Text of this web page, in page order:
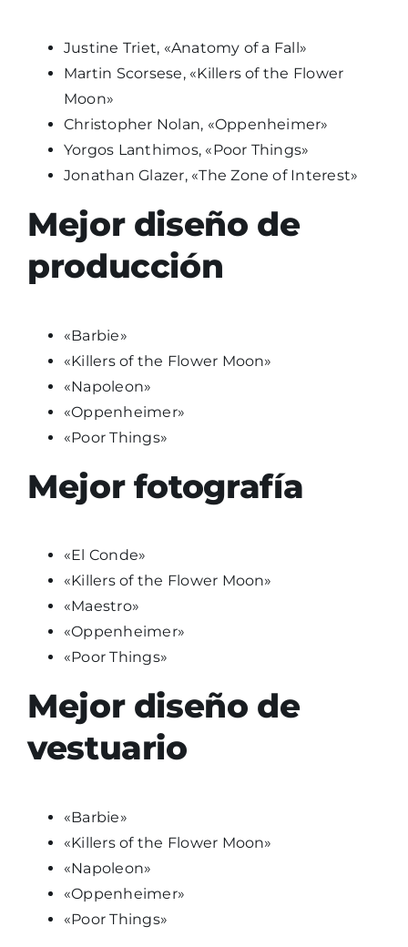
Justine Triet, «Anatomy of a Fall»
Martin Scorsese, «Killers of the Flower
Moon»
Christopher Nolan, «Oppenheimer»
Yorgos Lanthimos, «Poor Things»
Jonathan Glazer, «The Zone of Interest»
Mejor diseño de
producción
«Barbie»
«Killers of the Flower Moon»
«Napoleon»
«Oppenheimer»
«Poor Things»
Mejor fotografía
«El Conde»
«Killers of the Flower Moon»
«Maestro»
«Oppenheimer»
«Poor Things»
Mejor diseño de
vestuario
«Barbie»
«Killers of the Flower Moon»
«Napoleon»
«Oppenheimer»
«Poor Things»